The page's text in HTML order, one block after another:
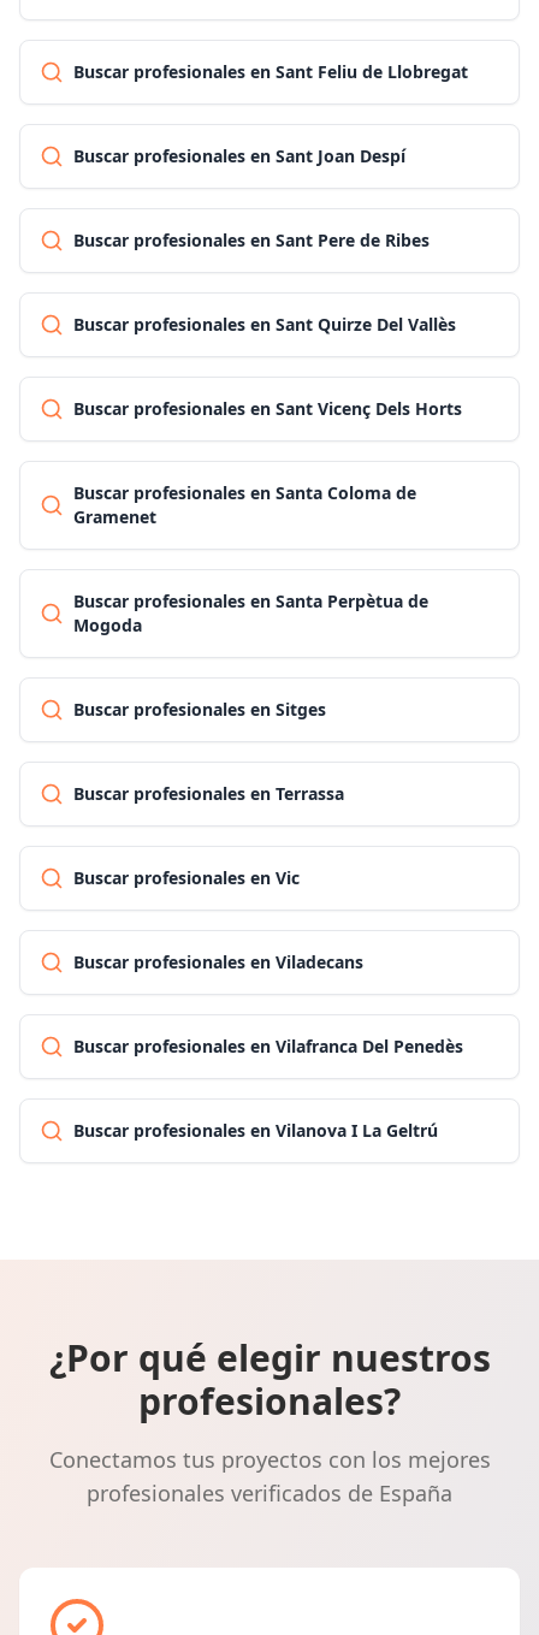
Buscar profesionales en Sant Feliu de Llobregat
Buscar profesionales en Sant Joan Despí
Buscar profesionales en Sant Pere de Ribes
Buscar profesionales en Sant Quirze Del Vallès
Buscar profesionales en Sant Vicenç Dels Horts
Buscar profesionales en Santa Coloma de
Gramenet
Buscar profesionales en Santa Perpètua de
Mogoda
Buscar profesionales en Sitges
Buscar profesionales en Terrassa
Buscar profesionales en Vic
Buscar profesionales en Viladecans
Buscar profesionales en Vilafranca Del Penedès
Buscar profesionales en Vilanova I La Geltrú
¿Por qué elegir nuestros
profesionales?
Conectamos tus proyectos con los mejores
profesionales verificados de España